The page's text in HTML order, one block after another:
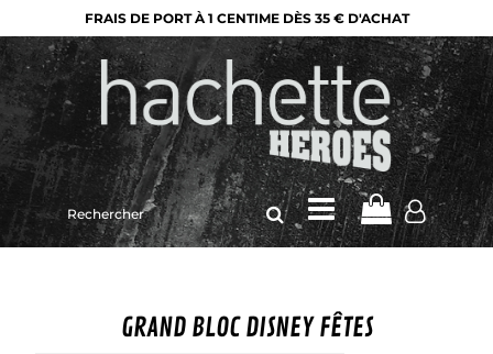
FRAIS DE PORT À 1 CENTIME DÈS 35 € D'ACHAT
Rechercher
sur
le
GRAND BLOC DISNEY FÊTES